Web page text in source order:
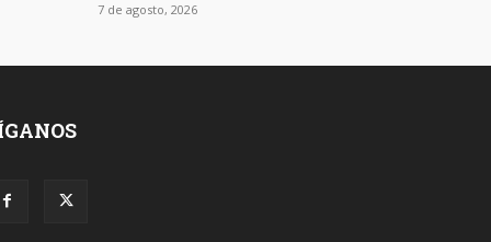
7 de agosto, 2026